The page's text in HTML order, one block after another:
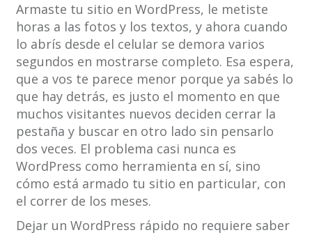
Armaste tu sitio en WordPress, le metiste
horas a las fotos y los textos, y ahora cuando
lo abrís desde el celular se demora varios
segundos en mostrarse completo. Esa espera,
que a vos te parece menor porque ya sabés lo
que hay detrás, es justo el momento en que
muchos visitantes nuevos deciden cerrar la
pestaña y buscar en otro lado sin pensarlo
dos veces. El problema casi nunca es
WordPress como herramienta en sí, sino
cómo está armado tu sitio en particular, con
el correr de los meses.
Dejar un WordPress rápido no requiere saber